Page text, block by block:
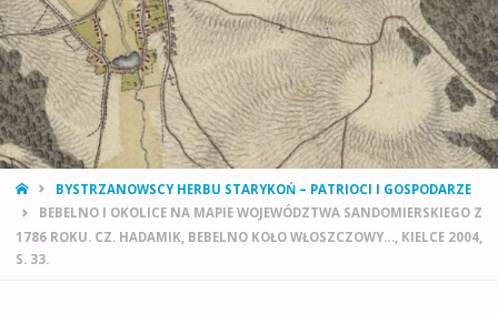
STRONA
GŁÓWNA
BYSTRZANOWSCY HERBU STARYKOŃ – PATRIOCI I GOSPODARZE
BEBELNO I OKOLICE NA MAPIE WOJEWÓDZTWA SANDOMIERSKIEGO Z
1786 ROKU. CZ. HADAMIK, BEBELNO KOŁO WŁOSZCZOWY…, KIELCE 2004,
S. 33.